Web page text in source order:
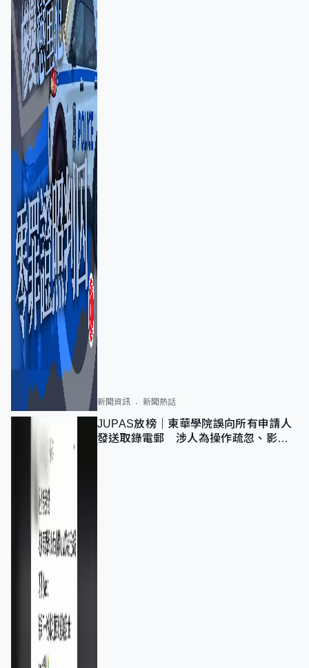
新聞資訊 新聞熱話
JUPAS放榜｜東華學院誤向所有申請人
發送取錄電郵 涉人為操作疏忽、影響